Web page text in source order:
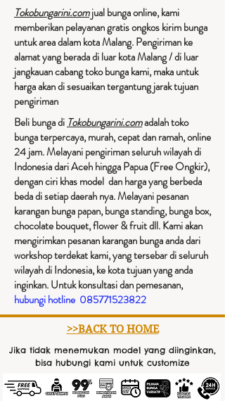
Tokobungarini.comjual bunga online, kami
memberikan pelayanan gratis ongkos kirim bunga
untuk area dalam kota Malang. Pengiriman ke
alamat yang berada di luar kota Malang / di luar
jangkauan cabang toko bunga kami, maka untuk
harga akan di sesuaikan tergantung jarak tujuan
pengiriman​
Beli bunga di Tokobungarini.comadalah toko
bunga terpercaya, murah, cepat dan ramah, online
24 jam. Melayani pengiriman seluruh wilayah di
Indonesia dari Aceh hingga Papua (Free Ongkir),
dengan ciri khas model dan harga yang berbeda
beda di setiap daerah nya. Melayani pesanan
karangan bunga papan, bunga standing, bunga box,
chocolate bouquet, flower & fruit dll. Kami akan
mengirimkan pesanan karangan bunga anda dari
workshop terdekat kami, yang tersebar di seluruh
wilayah di Indonesia, ke kota tujuan yang anda
inginkan. Untuk konsultasi dan pemesanan,
hubungi hotline 085771523822
>>BACK TO HOME
Jika tidak menemukan model yang diinginkan,
bisa hubungi kami untuk customize